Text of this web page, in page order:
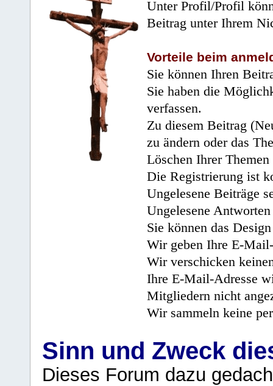
Unter Profil/Profil
Beitrag unter Ihrem
Vorteile beim
Sie können Ihren
Sie haben die
verfassen.
Zu diesem Beitrag
zu ändern oder das
Löschen Ihrer
Die Registrierung ist
Ungelesene Beiträge
Ungelesene
Sie können das
Wir geben Ihre E-
Wir verschicken
Ihre E-Mail-Adresse
Mitgliedern nicht
Wir sammeln keine
Sinn und Zweck
Dieses Forum dazu